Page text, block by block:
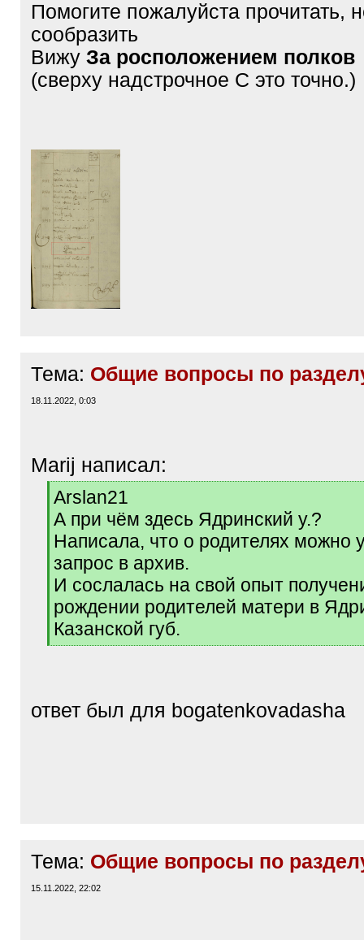
Помогите пожалуйста прочитать,
сообразить
Вижу За росположением полков
(сверху надстрочное С это точно.)
Тема: Общие вопросы по
18.11.2022, 0:03
Marij написал:
[
q
]
Arslan21
А при чём здесь Ядринский у.?
Написала, что о родителях можно
запрос в архив.
И сослалась на свой опыт
рождении родителей матери в
Казанской губ.
[
ответ был для bogatenkovadasha
Тема: Общие вопросы по
15.11.2022, 22:02